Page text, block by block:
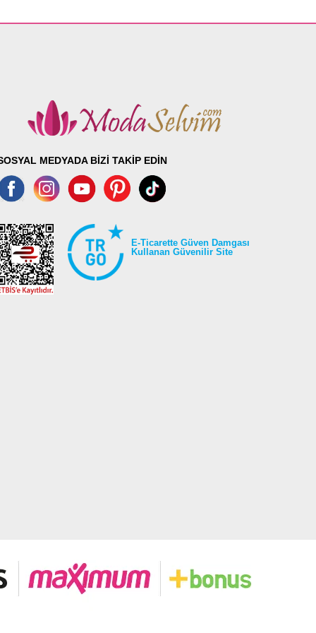
MEDYADA BİZİ TAKİP EDİN
E-Ticarette Güven Damgası
Kullanan Güvenilir Site